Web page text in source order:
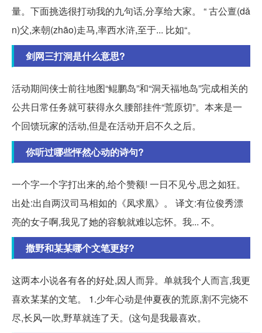
量。下面挑选很打动我的九句话,分享给大家。 “ 古公亶(dǎ
n)父,来朝(zhāo)走马,率西水浒,至于... 比如“。
剑网三打洞是什么意思?
活动期间侠士前往地图“鲲鹏岛”和“洞天福地岛”完成相关的
公共日常任务就可获得永久腰部挂件“荒原切”。本来是一
个回馈玩家的活动,但是在活动开启不久之后。
你听过哪些怦然心动的诗句?
一个字一个字打出来的,给个赞额! 一日不见兮,思之如狂。
出处:出自两汉司马相如的《凤求凰》。 译文:有位俊秀漂
亮的女子啊,我见了她的容貌就难以忘怀。我... 不。
撒野和某某哪个文笔更好?
这两本小说各有各的好处,因人而异。单就我个人而言,我更
喜欢某某的文笔。 1.少年心动是仲夏夜的荒原,割不完烧不
尽,长风一吹,野草就连了天。(这句是我最喜欢。